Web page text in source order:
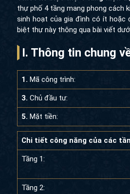
thự phố 4 tầng mang phong cách
sinh hoạt của gia đình có ít hoặc
biệt thự này thông qua bài viết
I. Thông tin chung
1. Mã công trình:
3. Chủ đầu tư:
5. Mặt tiền:
Chi tiết công năng của các
Tầng 1:
Tầng 2: